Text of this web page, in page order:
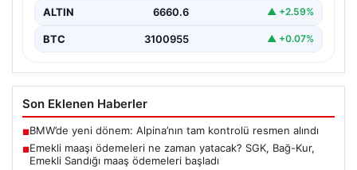
ALTIN 6660.6 ▲ +2.59%
BTC 3100955 ▲ +0.07%
Son Eklenen Haberler
■BMW’de yeni dönem: Alpina’nın tam kontrolü resmen alındı
■Emekli maaşı ödemeleri ne zaman yatacak? SGK, Bağ-Kur,
Emekli Sandığı maaş ödemeleri başladı